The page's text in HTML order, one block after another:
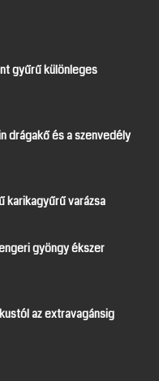
gyűrű különleges
drágakő és a szenvedély
karikagyűrű varázsa
gyöngy ékszer
az extravagánsig